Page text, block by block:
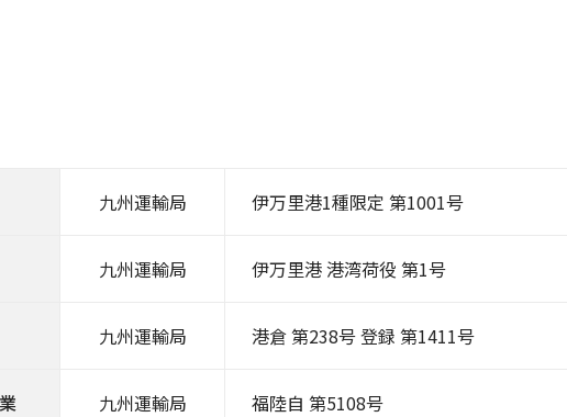
九州運輸局 伊万里港1種限定 第1001号
九州運輸局 伊万里港 港湾荷役 第1号
九州運輸局 港倉 第238号 登録 第1411号
九州運輸局 福陸自 第5108号